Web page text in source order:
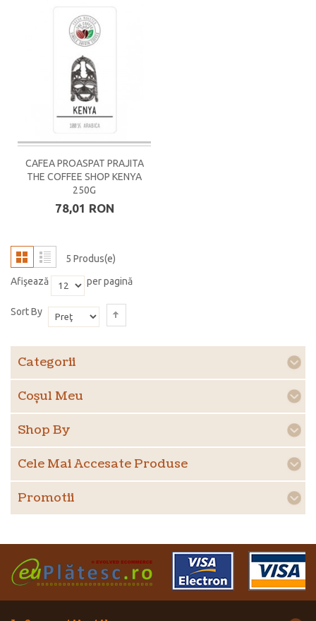
CAFEA PROASPAT PRAJITA
THE COFFEE SHOP KENYA
250G
78,01 RON
5 Produs(e)
Afişează
per pagină
Sort By
Categorii
Coşul Meu
Shop By
Cele Mai Accesate Produse
Promotii